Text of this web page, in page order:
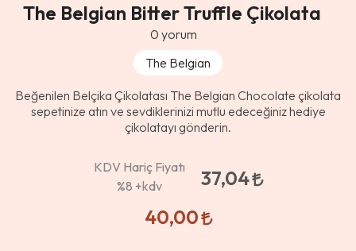
The Belgian Bitter Truffle Çikolata
0 yorum
The Belgian
Beğenilen Belçika Çikolatası The Belgian Chocolate çikolata
sepetinize atın ve sevdiklerinizi mutlu edeceğiniz hediye
çikolatayı gönderin.
KDV Hariç Fiyatı
%8 +kdv
37,04
40,00